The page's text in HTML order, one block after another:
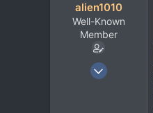
alien1010
Well-Known
Member
8 Июн 2011